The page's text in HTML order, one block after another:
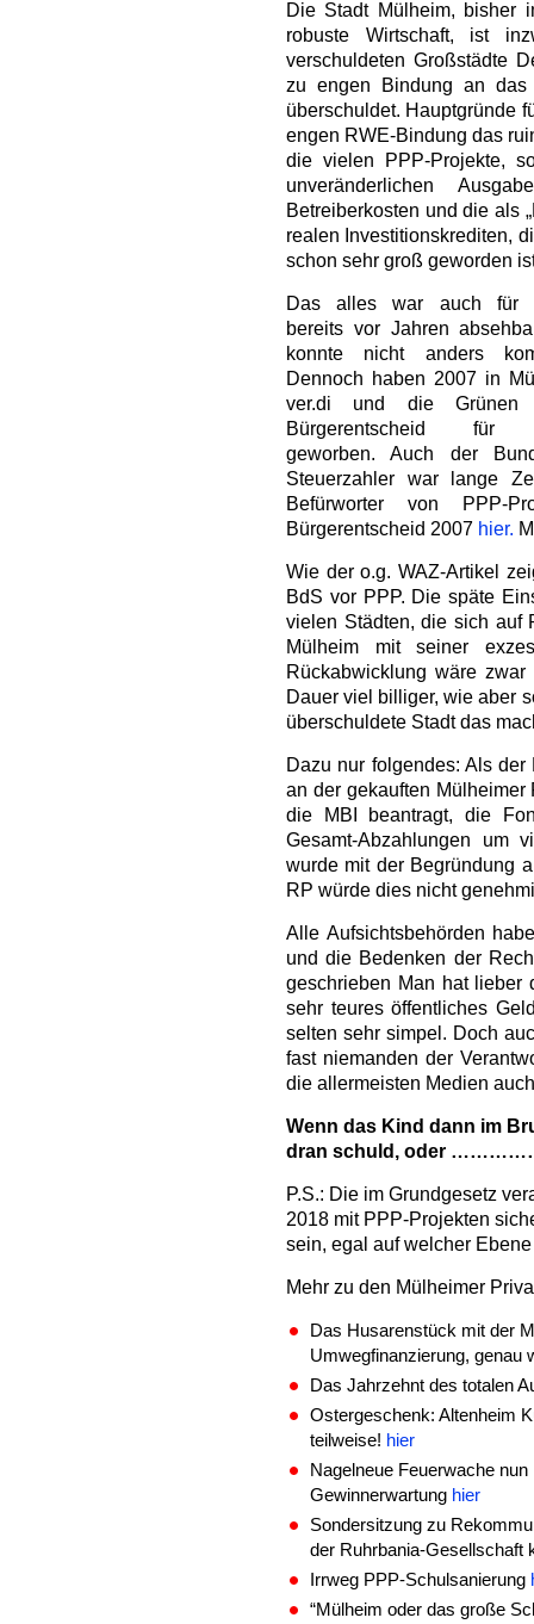
Die Stadt Mülheim, bisher
robuste Wirtschaft, ist
verschuldeten Großstädte
zu engen Bindung an
überschuldet. Hauptgründe
engen RWE-Bindung das
die vielen PPP-Projekte,
unveränderlichen
Betreiberkosten und die als
realen Investitionskrediten,
schon sehr groß geworden
Das alles war auch für
bereits vor Jahren
konnte nicht anders
Dennoch haben 2007 in
ver.di und die Grünen
Bürgerentscheid für
geworben. Auch der
Steuerzahler war lange
Befürworter von PPP-
Bürgerentscheid 2007 hier.
Wie der o.g. WAZ-Artikel
BdS vor PPP. Die späte
vielen Städten, die sich auf
Mülheim mit seiner
Rückabwicklung wäre
Dauer viel billiger, wie aber
überschuldete Stadt das
Dazu nur folgendes: Als
an der gekauften Mülheimer
die MBI beantragt, die
Gesamt-Abzahlungen um
wurde mit der Begründung
RP würde dies nicht
Alle Aufsichtsbehörden
und die Bedenken der
geschrieben Man hat lieber
sehr teures öffentliches
selten sehr simpel. Doch
fast niemanden der
die allermeisten Medien
Wenn das Kind dann im
dran schuld, oder
P.S.: Die im Grundgesetz
2018 mit PPP-Projekten
sein, egal auf welcher Ebene
Mehr zu den Mülheimer
Das Husarenstück mit der
Umwegfinanzierung, genau
Das Jahrzehnt des totalen
Ostergeschenk: Altenheim
teilweise! hier
Nagelneue Feuerwache
Gewinnerwartung hier
Sondersitzung zu
der Ruhrbania-Gesellschaft
Irrweg PPP-Schulsanierung
“Mülheim oder das große